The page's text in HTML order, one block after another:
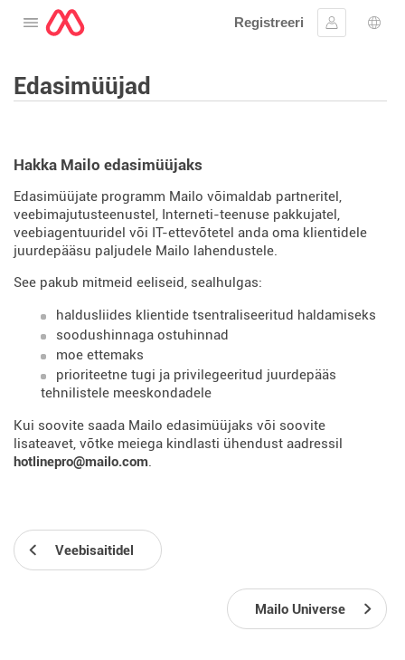
Avage menüü
Registreeri
Logi sisse
Edasimüüjad
Hakka Mailo edasimüüjaks
Edasimüüjate programm Mailo võimaldab partneritel,
veebimajutusteenustel, Interneti-teenuse pakkujatel,
veebiagentuuridel või IT-ettevõtetel anda oma klientidele
juurdepääsu paljudele Mailo lahendustele.
See pakub mitmeid eeliseid, sealhulgas:
haldusliides klientide tsentraliseeritud haldamiseks
soodushinnaga ostuhinnad
moe ettemaks
prioriteetne tugi ja privilegeeritud juurdepääs
tehnilistele meeskondadele
Kui soovite saada Mailo edasimüüjaks või soovite
lisateavet, võtke meiega kindlasti ühendust aadressil
hotlinepro@mailo.com.
Veebisaitidel
Mailo Universe